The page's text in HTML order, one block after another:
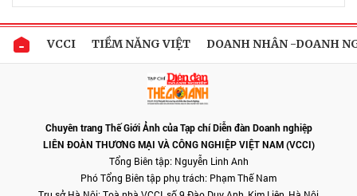
VCCI TIỀM NĂNG VIỆT DOANH NHÂN -DOANH
Chuyên trang Thế Giới Ảnh của Tạp chí Diễn đàn Doanh nghiệp
LIÊN ĐOÀN THƯƠNG MẠI VÀ CÔNG NGHIỆP VIỆT NAM (VCCI)
Tổng Biên tập: Nguyễn Linh Anh
Phó Tổng Biên tập phụ trách: Phạm Thế Nam